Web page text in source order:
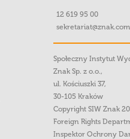
12 619 95 00
Społeczny Instytut
Znak Sp. z o.o.,
ul. Kościuszki 37,
30-105 Kraków
Copyright SIW Znak
Foreign Rights
Inspektor Ochrony